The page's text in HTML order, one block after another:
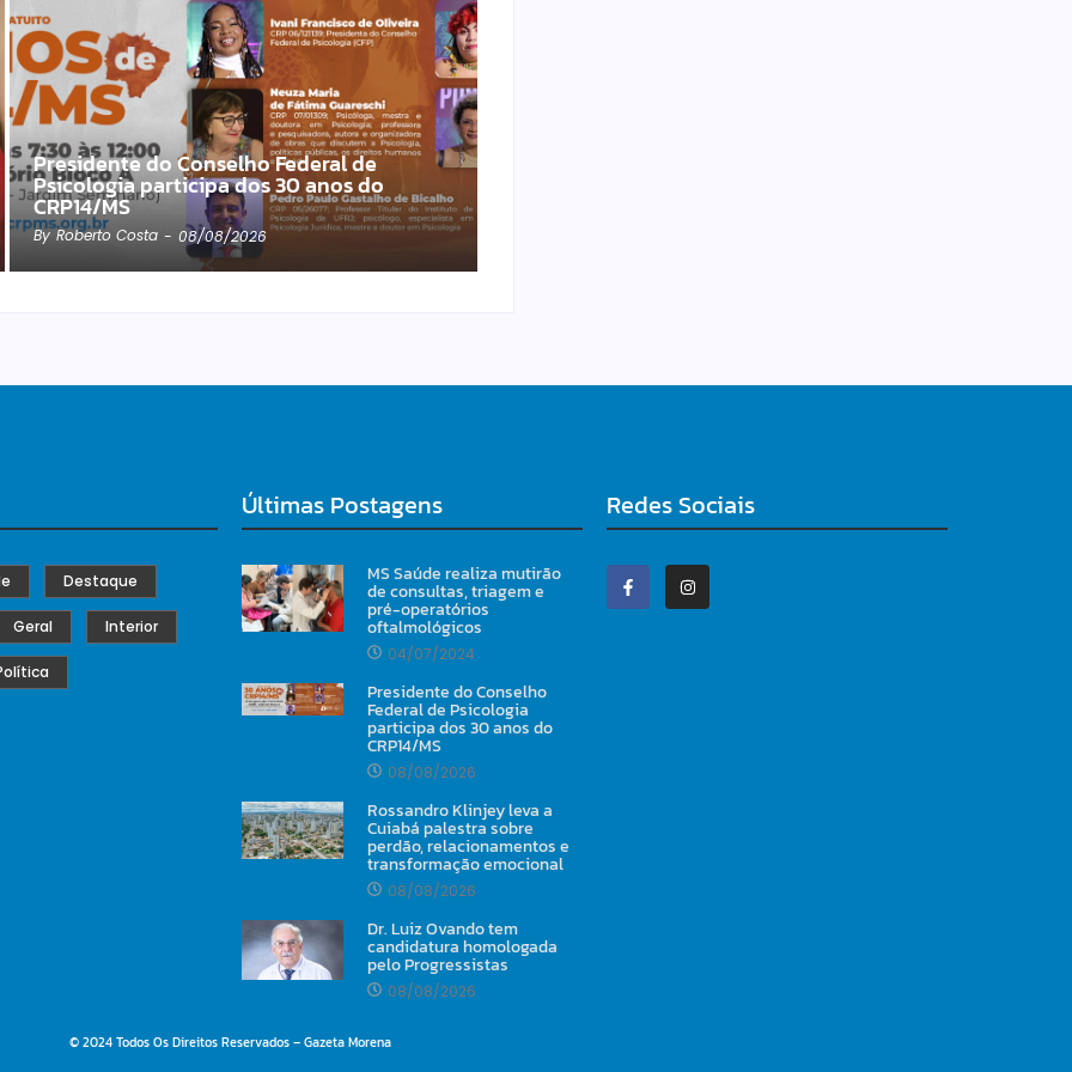
Presidente do Conselho Federal de
Psicologia participa dos 30 anos do
CRP14/MS
By Roberto Costa - 08/08/2026
Destaque
Geral Interior
Últimas Postagens
MS Saúde realiza mutirão
de consultas, triagem e
pré-operatórios
oftalmológicos
04/07/2024
Presidente do Conselho
Federal de Psicologia
participa dos 30 anos do
CRP14/MS
08/08/2026
Rossandro Klinjey leva a
Cuiabá palestra sobre
perdão, relacionamentos e
transformação emocional
08/08/2026
Dr. Luiz Ovando tem
candidatura homologada
pelo Progressistas
08/08/2026
Redes Sociais
© 2024 Todos Os Direitos Reservados – Gazeta Morena